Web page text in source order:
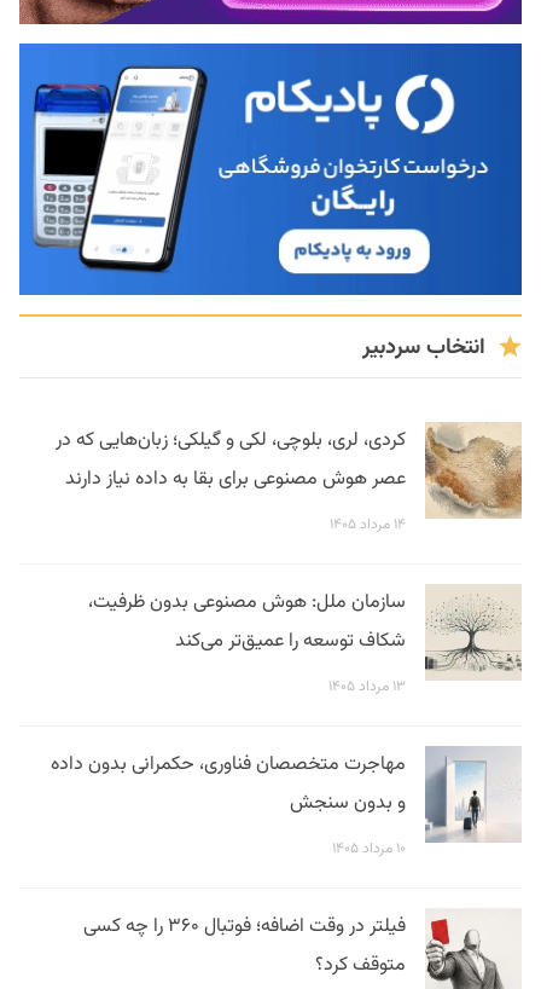
انتخاب سردبیر
کردی، لری، بلوچی، لکی و گیلکی؛ زبان‌هایی که در
عصر هوش مصنوعی برای بقا به داده نیاز دارند
۱۴ مرداد ۱۴۰۵
سازمان ملل: هوش مصنوعی بدون ظرفیت،
شکاف توسعه را عمیق‌تر می‌کند
۱۳ مرداد ۱۴۰۵
مهاجرت متخصصان فناوری، حکمرانی بدون داده
و بدون سنجش
۱۰ مرداد ۱۴۰۵
فیلتر در وقت اضافه؛ فوتبال ۳۶۰ را چه کسی
متوقف کرد؟